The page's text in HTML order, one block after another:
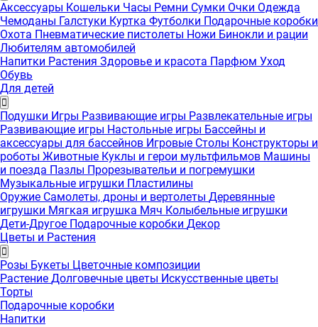
Аксессуары Кошельки Часы Ремни Сумки Очки Одежда
Чемоданы Галстуки Куртка Футболки Подарочные коробки
Охота Пневматические пистолеты Ножи Бинокли и рации
Любителям автомобилей
Напитки Растения Здоровье и красота Парфюм Уход
Обувь
Для детей
Подушки Игры Развивающие игры Развлекательные игры
Развивающие игры Настольные игры Бассейны и
аксессуары для бассейнов Игровые Столы Конструкторы и
роботы Животные Куклы и герои мультфильмов Машины
и поезда Пазлы Прорезывательи и погремушки
Музыкальные игрушки Пластилины
Оружие Самолеты, дроны и вертолеты Деревянные
игрушки Мягкая игрушка Мяч Колыбельные игрушки
Дети-Другое Подарочные коробки Декор
Цветы и Растения
Розы Букеты Цветочные композиции
Растение Долговечные цветы Искусственные цветы
Торты
Подарочные коробки
Напитки